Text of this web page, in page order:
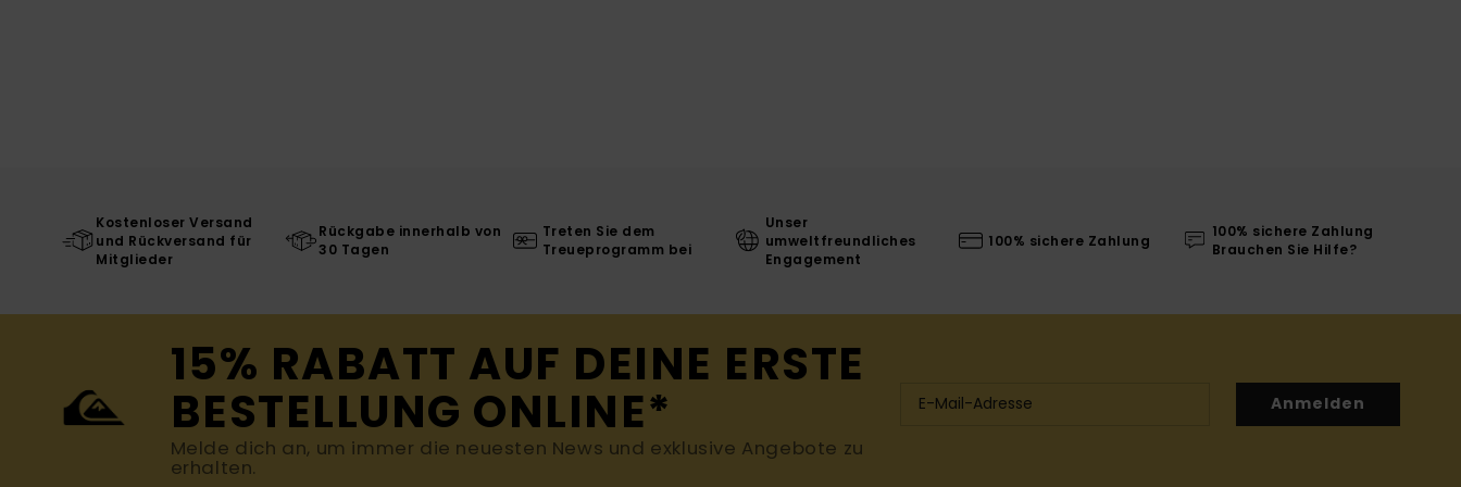
Kostenloser Versand
und Rückversand für
Mitglieder
Rückgabe innerhalb von
30 Tagen
Treten Sie dem
Treueprogramm bei
Unser
umweltfreundliches
Engagement
100% sichere Zahlung
100% sichere Zahlung
Brauchen Sie Hilfe?
15% RABATT AUF DEINE ERSTE
BESTELLUNG ONLINE*
Melde dich an, um immer die neuesten News und exklusive Angebote zu
erhalten.
Anmelden